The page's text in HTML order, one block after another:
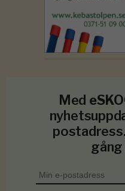
Med
gång